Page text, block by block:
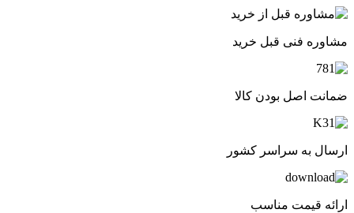
فنی قبل خرید
بودن کالا
سراسر کشور
مناسب